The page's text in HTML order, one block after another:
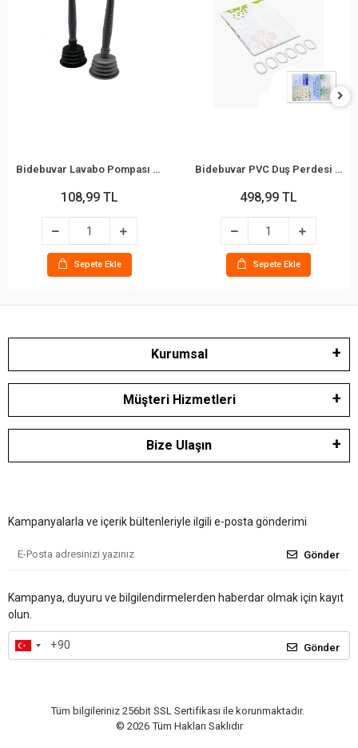
Bidebuvar Lavabo Pompası - Küçük Boy - Körüklü
108,99 TL
Sepete Ekle
Bidebuvar PVC Duş Perdesi - Çift Kanatlı - 12 Halkalı - 90x180 cm
498,99 TL
Sepete Ekle
Kurumsal
Müşteri Hizmetleri
Bize Ulaşın
Kampanyalarla ve içerik bültenleriyle ilgili e-posta gönderimi
Gönder
Kampanya, duyuru ve bilgilendirmelerden haberdar olmak için kayıt
olun.
Gönder
Tüm bilgileriniz 256bit SSL Sertifikası ile korunmaktadır.
© 2026 Tüm Hakları Saklıdır